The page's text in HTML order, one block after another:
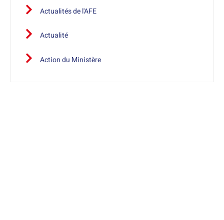
Actualités de l'AFE
Actualité
Action du Ministère